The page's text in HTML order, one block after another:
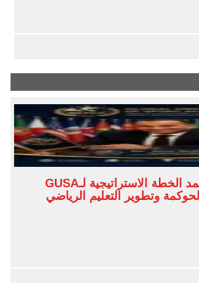
د. عمرو سليمان يعتمد الخطة الاستراتيجية لـGUSA